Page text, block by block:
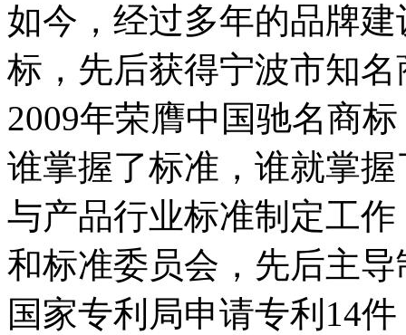
如今，经过多年的品牌
标，先后获得宁波市知
2009年荣膺中国驰名商
谁掌握了标准，谁就掌
与产品行业标准制定工
和标准委员会，先后主
国家专利局申请专利14